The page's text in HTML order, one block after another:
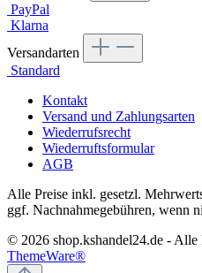
PayPal
Klarna
Versandarten
Standard
Kontakt
Versand und Zahlungsarten
Wiederrufsrecht
Wiederruftsformular
AGB
Alle Preise inkl. gesetzl.
ggf. Nachnahmegebühren, wenn
© 2026 shop.kshandel24.de - Alle
ThemeWare®